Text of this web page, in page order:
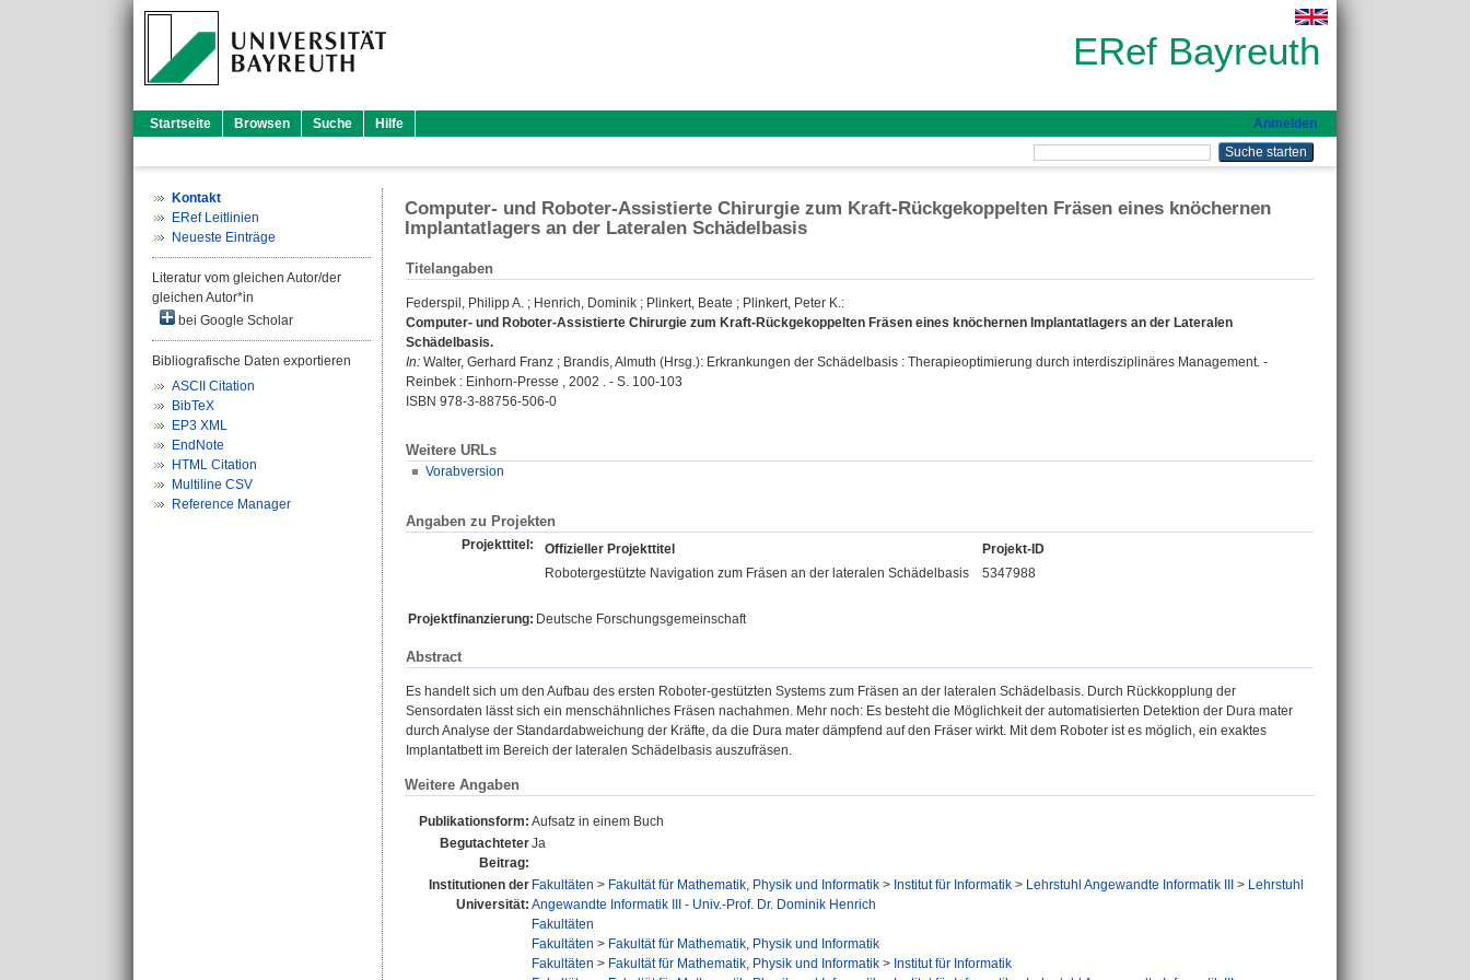
ERef Bayreuth
Startseite Browsen Suche Hilfe Anmelden
Kontakt
ERef Leitlinien
Neueste Einträge
Literatur vom gleichen Autor/der
gleichen Autor*in
bei Google Scholar
Bibliografische Daten exportieren
ASCII Citation
BibTeX
EP3 XML
EndNote
HTML Citation
Multiline CSV
Reference Manager
Computer- und Roboter-Assistierte Chirurgie zum Kraft-Rückgekoppelten Fräsen eines knöchernen
Implantatlagers an der Lateralen Schädelbasis
Titelangaben
Federspil, Philipp A. ; Henrich, Dominik ; Plinkert, Beate ; Plinkert, Peter K.:
Computer- und Roboter-Assistierte Chirurgie zum Kraft-Rückgekoppelten Fräsen eines knöchernen Implantatlagers an der Lateralen
Schädelbasis.
In: Walter, Gerhard Franz ; Brandis, Almuth (Hrsg.): Erkrankungen der Schädelbasis : Therapieoptimierung durch interdisziplinäres Management. -
Reinbek : Einhorn-Presse , 2002 . - S. 100-103
ISBN 978-3-88756-506-0
Weitere URLs
Vorabversion
Angaben zu Projekten
Projekttitel: Offizieller Projekttitel
Projekt-ID
Robotergestützte Navigation zum Fräsen an der lateralen Schädelbasis
5347988
Projektfinanzierung: Deutsche Forschungsgemeinschaft
Abstract
Es handelt sich um den Aufbau des ersten Roboter-gestützten Systems zum Fräsen an der lateralen Schädelbasis. Durch Rückkopplung der
Sensordaten lässt sich ein menschähnliches Fräsen nachahmen. Mehr noch: Es besteht die Möglichkeit der automatisierten Detektion der Dura mater
durch Analyse der Standardabweichung der Kräfte, da die Dura mater dämpfend auf den Fräser wirkt. Mit dem Roboter ist es möglich, ein exaktes
Implantatbett im Bereich der lateralen Schädelbasis auszufräsen.
Weitere Angaben
Publikationsform: Aufsatz in einem Buch
Begutachteter
Beitrag:
Ja
Institutionen der
Universität:
Fakultäten > Fakultät für Mathematik, Physik und Informatik > Institut für Informatik > Lehrstuhl Angewandte Informatik III > Lehrstuhl
Angewandte Informatik III - Univ.-Prof. Dr. Dominik Henrich
Fakultäten
Fakultäten > Fakultät für Mathematik, Physik und Informatik
Fakultäten > Fakultät für Mathematik, Physik und Informatik > Institut für Informatik